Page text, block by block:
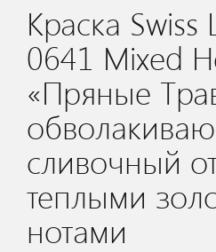
Краска Swiss
0641 Mixed
«Пряные
сливочный
теплыми
нотами